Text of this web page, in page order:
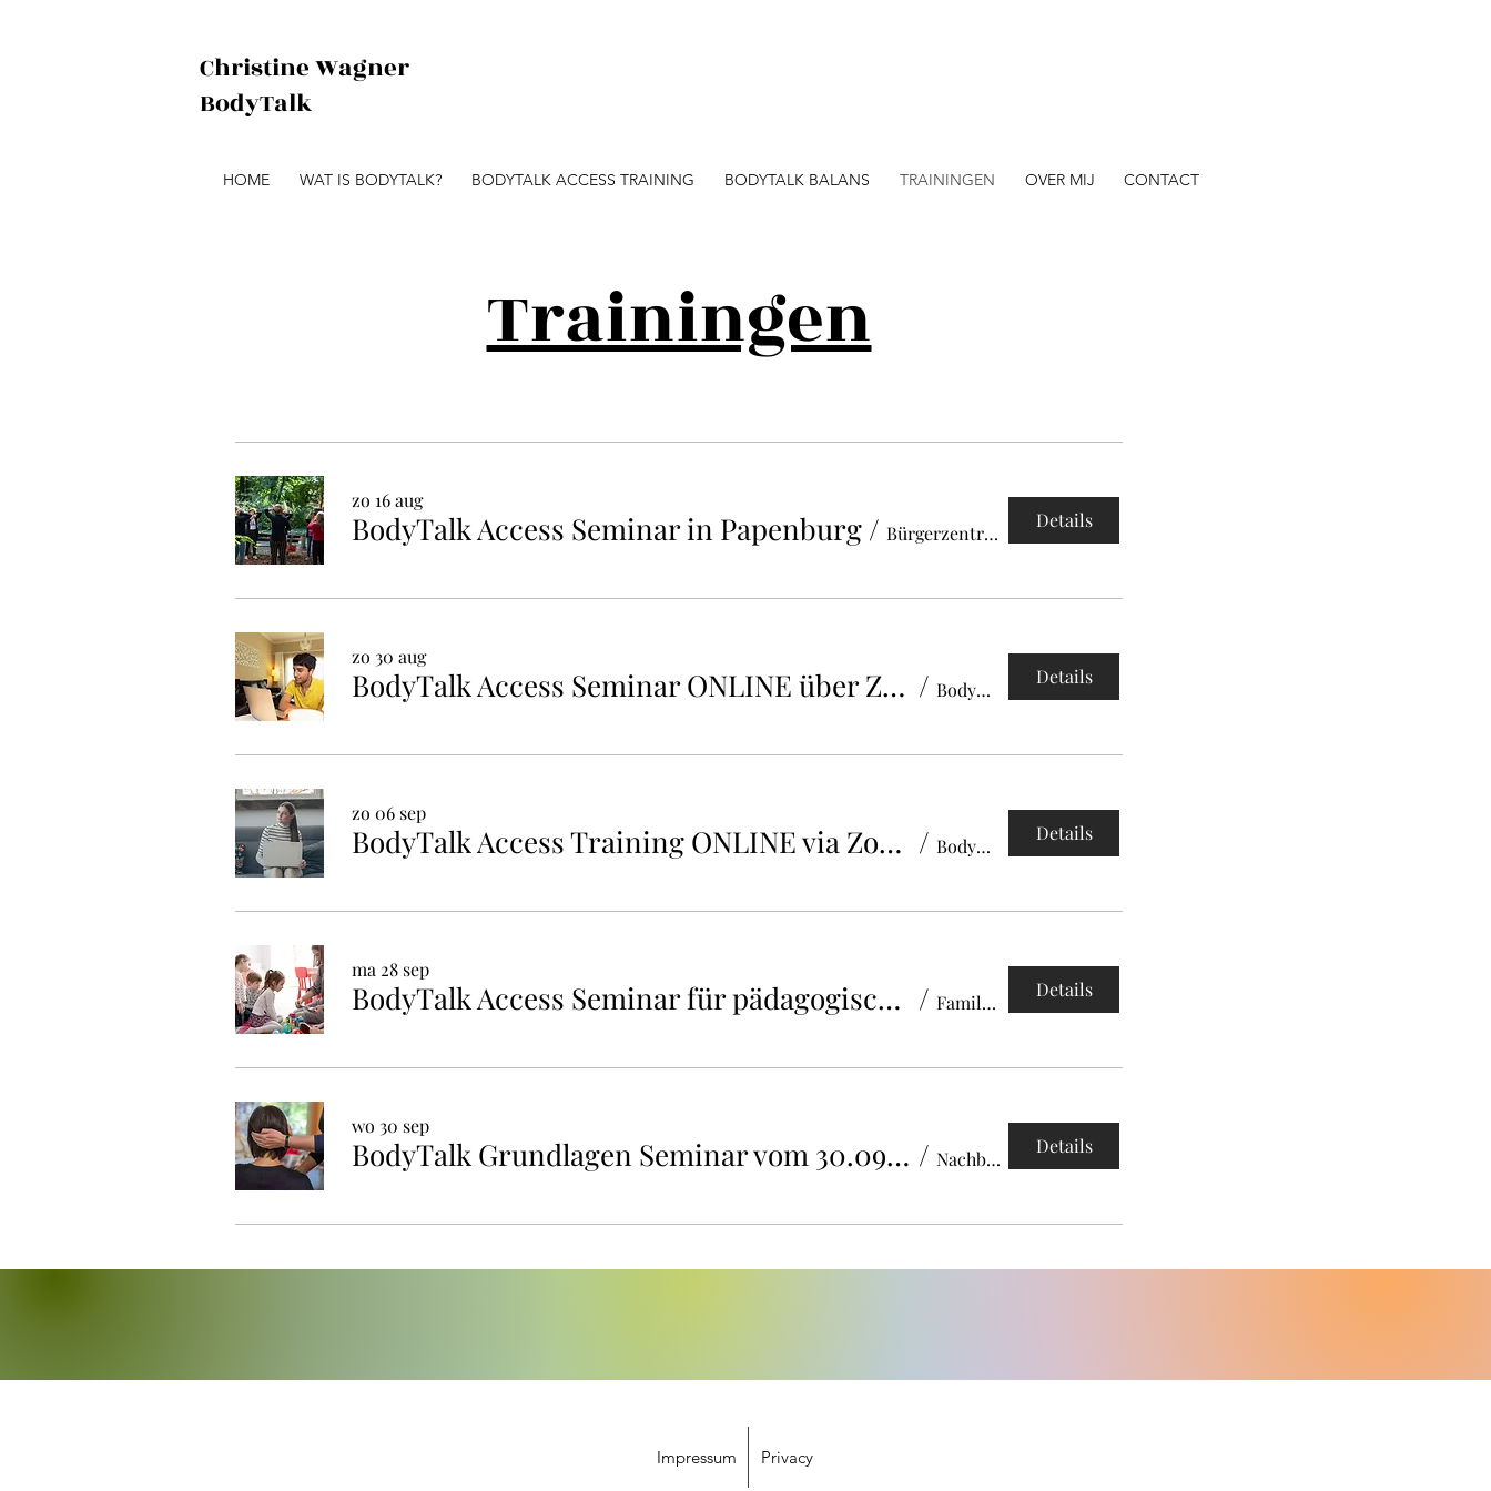
Trainingen
zo 16 aug
BodyTalk Access Seminar in Papenburg / Bürgerzentrum Obenende
Details
zo 30 aug
BodyTalk Access Seminar ONLINE über ZOOM / BodyTalk Christine Wagner
Details
zo 06 sep
BodyTalk Access Training ONLINE via Zoom / BodyTalk Christine Wagner
Details
ma 28 sep
BodyTalk Access Seminar für pädagogische Fachkräfte Familienbildungsstätte (FaBi) / Familienbildungsstätte (FaBi)
Details
wo 30 sep
BodyTalk Grundlagen Seminar vom 30.09 - 04.10.2026 in Wolfsburg / Nachbarschaftshaus der Neuland
Details
Christine Wagner
BodyTalk
HOME WAT IS BODYTALK? BODYTALK ACCESS TRAINING BODYTALK BALANS TRAININGEN OVER MIJ CONTACT
Impressum Privacy